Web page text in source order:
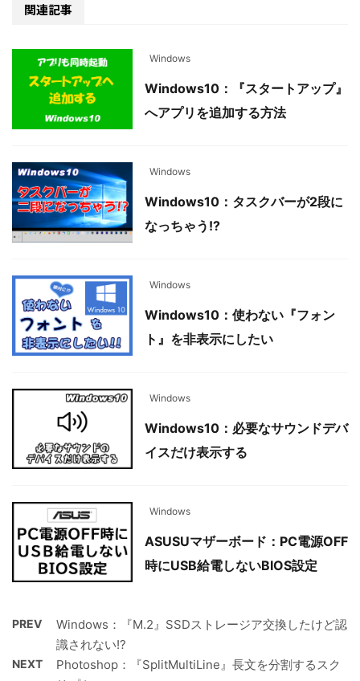
関連記事
Windows
Windows10：『スタートアップ』
へアプリを追加する方法
Windows
Windows10：タスクバーが2段に
なっちゃう!?
Windows
Windows10：使わない『フォン
ト』を非表示にしたい
Windows
Windows10：必要なサウンドデバ
イスだけ表示する
Windows
ASUSUマザーボード：PC電源OFF
時にUSB給電しないBIOS設定
PREV
Windows：『M.2』SSDストレージア交換したけど認
識されない!?
NEXT
Photoshop：『SplitMultiLine』長文を分割するスク